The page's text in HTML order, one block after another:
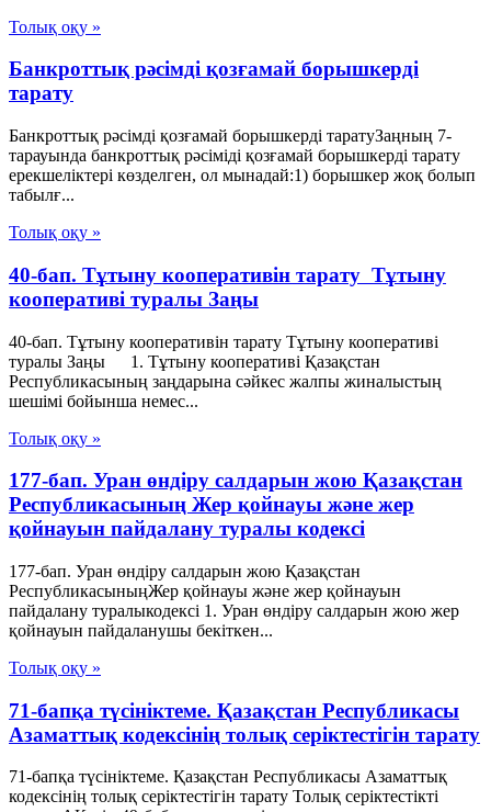
Толық оқу »
Банкроттық рәсімді қозғамай борышкерді
тарату
Банкроттық рәсімді қозғамай борышкерді таратуЗаңның 7-
тарауында банкроттық рәсіміді қозғамай борышкерді тарату
ерекшеліктері көзделген, ол мынадай:1) борышкер жоқ болып
табылғ...
Толық оқу »
40-бап. Тұтыну кооперативiн тарату Тұтыну
кооперативі туралы Заңы
40-бап. Тұтыну кооперативiн тарату Тұтыну кооперативі
туралы Заңы 1. Тұтыну кооперативі Қазақстан
Республикасының заңдарына сәйкес жалпы жиналыстың
шешімі бойынша немес...
Толық оқу »
177-бап. Уран өндіру салдарын жою Қазақстан
Республикасының Жер қойнауы және жер
қойнауын пайдалану туралы кодексі
177-бап. Уран өндіру салдарын жою Қазақстан
РеспубликасыныңЖер қойнауы және жер қойнауын
пайдалану туралыкодексі 1. Уран өндіру салдарын жою жер
қойнауын пайдаланушы бекіткен...
Толық оқу »
71-бапқа түсініктеме. Қазақстан Республикасы
Азаматтық кодексінің толық серіктестігін тарату
71-бапқа түсініктеме. Қазақстан Республикасы Азаматтық
кодексінің толық серіктестігін тарату Толық серіктестікті